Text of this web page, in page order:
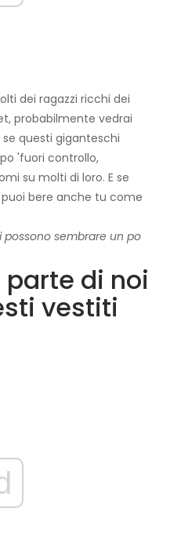
dei ragazzi ricchi dei
probabilmente vedrai
questi giganteschi
'fuori controllo,
su molti di loro. E se
bere anche tu come
possono sembrare un po
di noi
vestiti